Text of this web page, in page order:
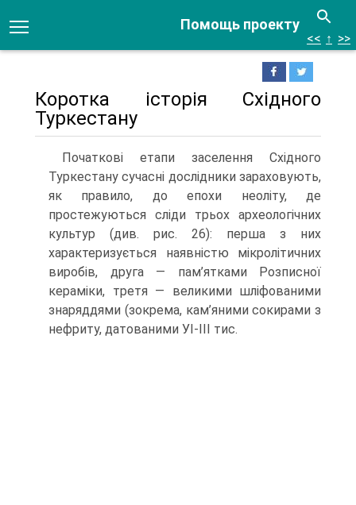
Помощь проекту
<< ↑ >>
Коротка історія Східного
Туркестану
Початкові етапи заселення Східного
Туркестану сучасні дослідники зарахову­ють,
як правило, до епохи неоліту, де
простежуються сліди трьох археологічних
культур (див. рис. 26): перша з них
характеризується наявністю мікролітичних
ви­робів, друга — пам’ятками Розписної
кераміки, третя — великими шліфованими
знаряддями (зокрема, кам’яними сокирами з
нефриту, датованими УІ-ІІІ тис.